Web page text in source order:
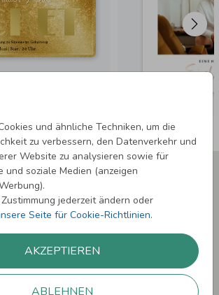
und ähnliche Techniken, um die
zu verbessern, den Datenverkehr und
Website zu analysieren sowie für
und soziale Medien (anzeigen
jederzeit ändern oder
Seite für Cookie-Richtlinien.
AKZEPTIEREN
ABLEHNEN
und 5,00 € Rabatt**
Newsletter an und bleibe auf dem